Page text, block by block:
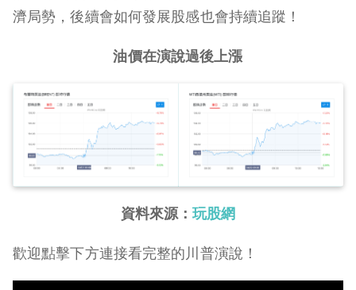
濟局勢，後續會如何發展股感也會持續追蹤！
油價在演說過後上漲
資料來源：玩股網
歡迎點擊下方連接看完整的川普演說！